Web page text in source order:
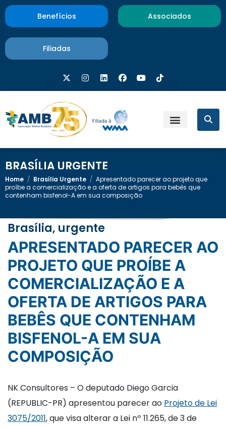
Benefícios Associados
Filiadas
BRASÍLIA URGENTE
Home / Brasília Urgente / Apresentado parecer ao projeto que
proíbe a comercialização e a oferta de artigos para bebês que
contenham bisfenol-A em sua composição
Brasília, urgente
APRESENTADO PARECER AO
PROJETO QUE PROÍBE A
COMERCIALIZAÇÃO E A
OFERTA DE ARTIGOS PARA
BEBÊS QUE CONTENHAM
BISFENOL-A EM SUA
COMPOSIÇÃO
NK Consultores – O deputado Diego Garcia
(REPUBLIC-PR) apresentou parecer ao Projeto de Lei
3075/2011, que visa alterar a Lei nº 11.265, de 3 de